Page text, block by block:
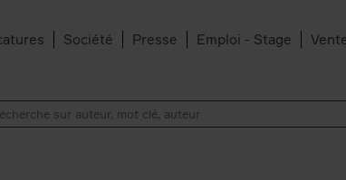
Société Presse Emploi - Stage